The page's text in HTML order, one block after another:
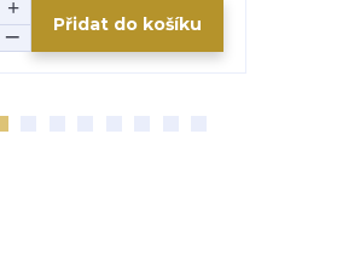
Přidat do košíku